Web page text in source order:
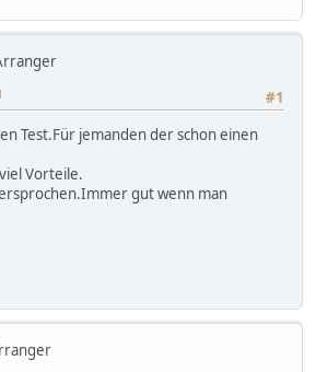
#1
Test.Für jemanden der schon einen
Vorteile.
gut wenn man